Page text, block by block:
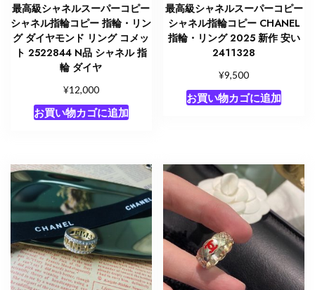
最高級シャネルスーパーコピー
シャネル指輪コピー 指輪・リン
グ ダイヤモンド リング コメッ
ト 2522844 N品 シャネル 指
輪 ダイヤ
¥12,000
お買い物カゴに追加
最高級シャネルスーパーコピー
シャネル指輪コピー CHANEL
指輪・リング 2025 新作 安い
2411328
¥9,500
お買い物カゴに追加